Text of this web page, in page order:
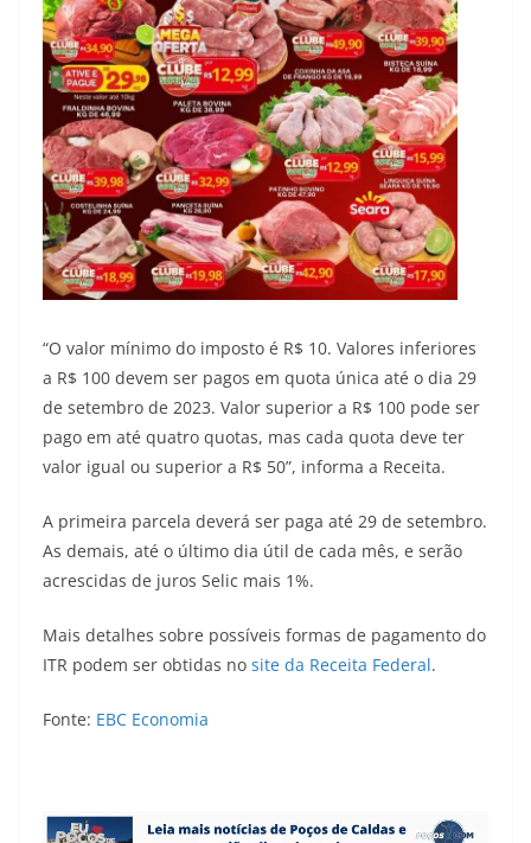
“O valor mínimo do imposto é R$ 10. Valores inferiores
a R$ 100 devem ser pagos em quota única até o dia 29
de setembro de 2023. Valor superior a R$ 100 pode ser
pago em até quatro quotas, mas cada quota deve ter
valor igual ou superior a R$ 50”, informa a Receita.
A primeira parcela deverá ser paga até 29 de setembro.
As demais, até o último dia útil de cada mês, e serão
acrescidas de juros Selic mais 1%.
Mais detalhes sobre possíveis formas de pagamento do
ITR podem ser obtidas no site da Receita Federal.
Fonte: EBC Economia